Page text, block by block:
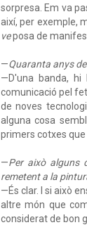
sorpresa. Em va
així, per exemple,
veposa de
—Quaranta anys
—D'una banda,
comunicació pel
de noves
alguna cosa
primers cotxes
—Per això alguns
remetent a la
—És clar. I si això
altre món que
considerat de bon